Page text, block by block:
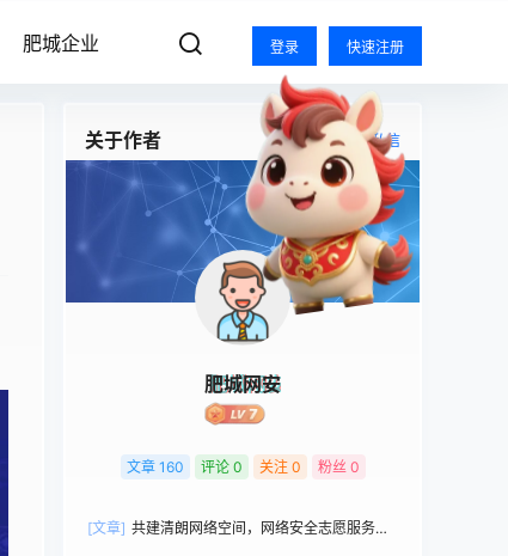
肥城企业 登录 快速注册
关于作者 关注 私信
肥城网安
文章 160 评论 0 关注 0 粉丝 0
[文章] 共建清朗网络空间，网络安全志愿服务品